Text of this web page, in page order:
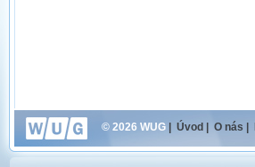
© 2026 WUG Úvod O nás